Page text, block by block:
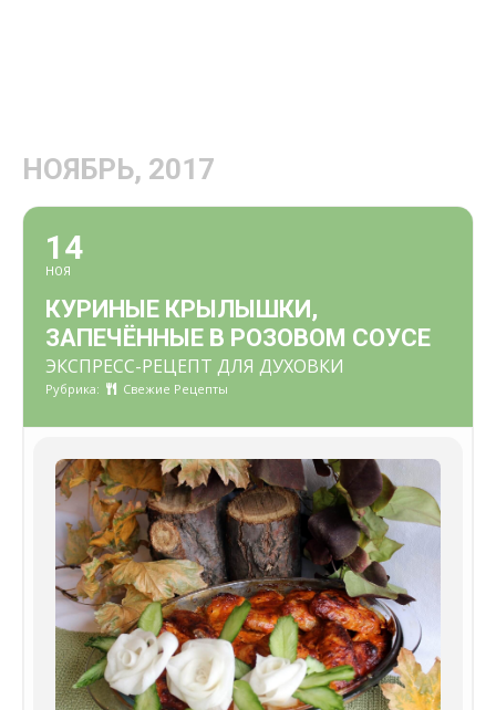
НОЯБРЬ, 2017
14
НОЯ
КУРИНЫЕ КРЫЛЫШКИ,
ЗАПЕЧЁННЫЕ В РОЗОВОМ СОУСЕ
ЭКСПРЕСС-РЕЦЕПТ ДЛЯ ДУХОВКИ
Рубрика: Свежие Рецепты